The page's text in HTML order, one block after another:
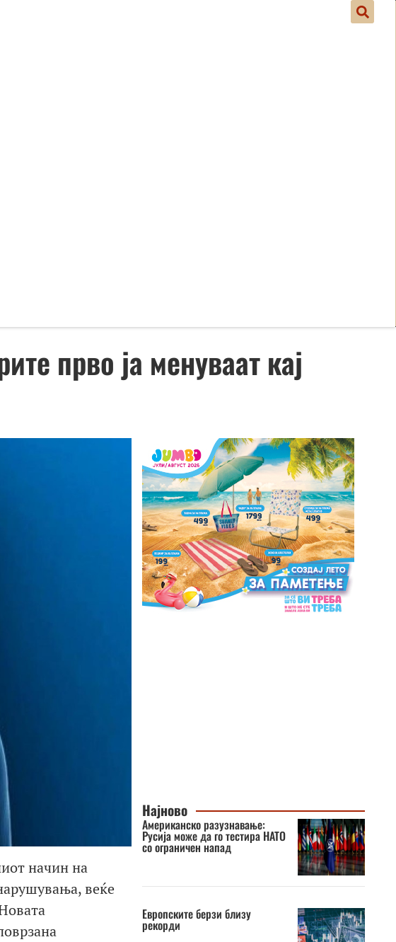
прво ја менуваат кај
начин на
веќе
Најново
Американско разузнавање:
Русија може да го тестира НАТО
со ограничен напад
Европските берзи близу
рекорди